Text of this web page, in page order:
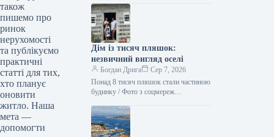
також
пишемо про
ринок
нерухомості
та публікуємо
практичні
статті для тих,
хто планує
оновити
житло. Наша
мета —
допомогти
вбирає вологу так, як тканина,…
Дім із тисяч пляшок:
незвичний вигляд оселі
Богдан Дрига
Сер 7, 2026
Понад 8 тисяч пляшок стали частиною
будинку / Фото з соцмереж
мати й донька звели будинок…